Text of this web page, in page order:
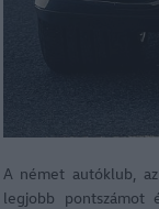
A német autóklub,
legjobb